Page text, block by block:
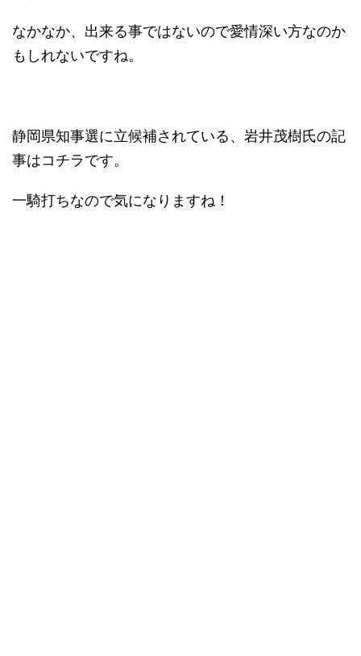
なかなか、出来る事ではないので愛情深い方なのか
もしれないですね。
静岡県知事選に立候補されている、岩井茂樹氏の記
事はコチラです。
一騎打ちなので気になりますね！